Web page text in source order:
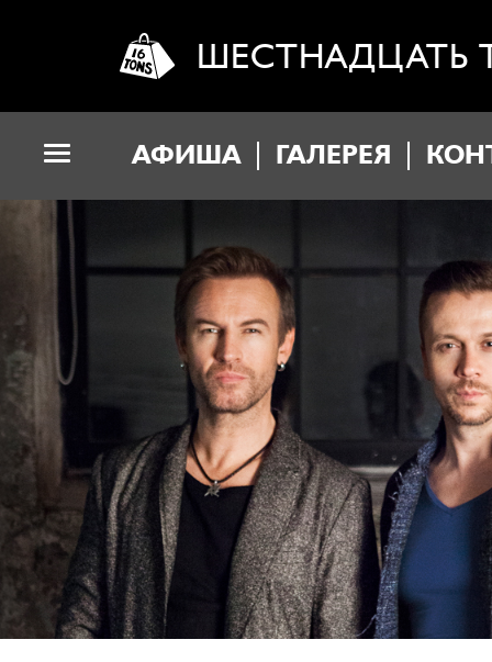
ШЕСТНАДЦАТЬ
АФИША ГАЛЕРЕЯ